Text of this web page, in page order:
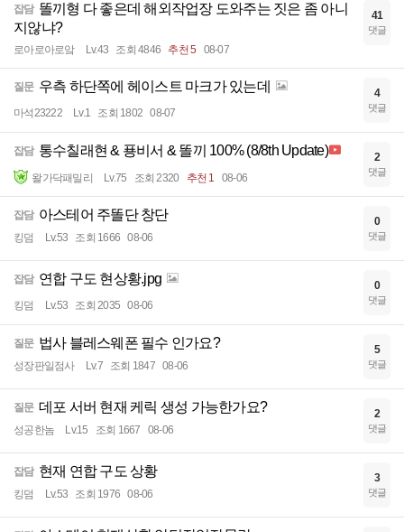
잡담 똘끼형 다 좋은데 해외작업장 도와주는 짓은 좀 아니
지않냐?
로아로아로앜 Lv.43 조회 4846 추천 5 08-07
41
댓글
질문 우측 하단쪽에 헤이스트 마크가 있는데
마석23222 Lv.1 조회 1802 08-07
4
댓글
잡담 통수칠래현 & 푱비서 & 똘끼 100% (8/8th Update)
왈가닥패밀리 Lv.75 조회 2320 추천 1 08-06
2
댓글
잡담 아스테어 주똘단 창단
킹덤 Lv.53 조회 1666 08-06
0
댓글
잡담 연합 구도 현상황.jpg
킹덤 Lv.53 조회 2035 08-06
0
댓글
질문 법사 블레스웨폰 필수 인가요?
성장판일점사 Lv.7 조회 1847 08-06
5
댓글
질문 데포 서버 현재 케릭 생성 가능한가요?
성공한놈 Lv.15 조회 1667 08-06
2
댓글
잡담 현재 연합 구도 상황
킹덤 Lv.53 조회 1976 08-06
3
댓글